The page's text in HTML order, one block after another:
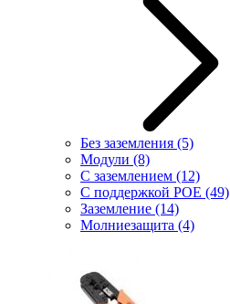
Без заземления (5)
Модули (8)
С заземлением (12)
С поддержкой POE (49)
Заземление (14)
Молниезащита (4)